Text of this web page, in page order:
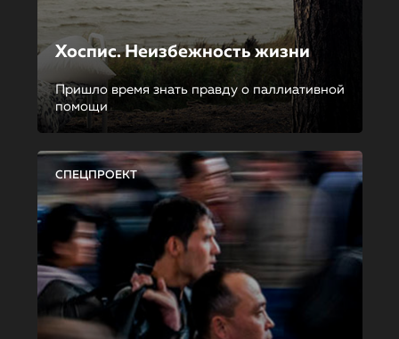
Хоспис. Неизбежность жизни
Пришло время знать правду о паллиативной
помощи
СПЕЦПРОЕКТ